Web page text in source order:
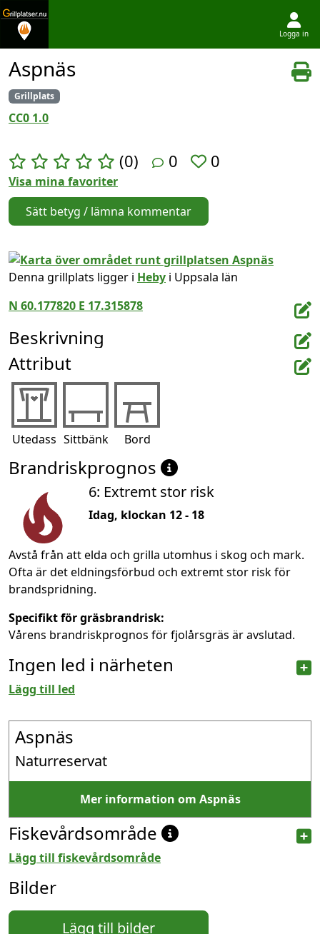
Logga in
Aspnäs
Grillplats
CC0 1.0
(0) 0 0
Visa mina favoriter
Sätt betyg / lämna kommentar
Denna grillplats ligger i Heby i Uppsala län
N 60.177820 E 17.315878
Beskrivning
Attribut
Utedass Sittbänk Bord
Brandriskprognos
6: Extremt stor risk
Idag, klockan 12 - 18
Avstå från att elda och grilla utomhus i skog och mark.
Ofta är det eldningsförbud och extremt stor risk för
brandspridning.
Specifikt för gräsbrandrisk:
Vårens brandriskprognos för fjolårsgräs är avslutad.
Ingen led i närheten
Lägg till led
Aspnäs
Naturreservat
Mer information om Aspnäs
Fiskevårdsområde
Lägg till fiskevårdsområde
Bilder
Lägg till bilder